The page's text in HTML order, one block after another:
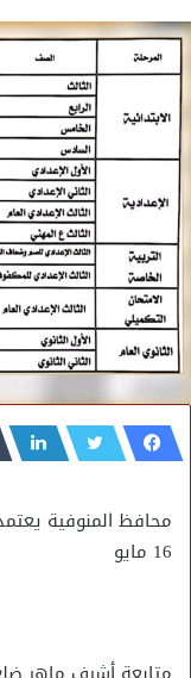
محافظ المنوفية
16 مايو